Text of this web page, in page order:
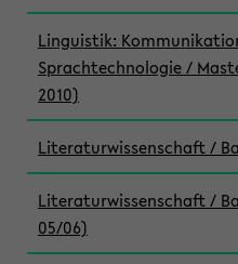
Linguistik:
Sprachtechnologie /
2010)
Literaturwissenschaft /
Literaturwissenschaft /
05/06)